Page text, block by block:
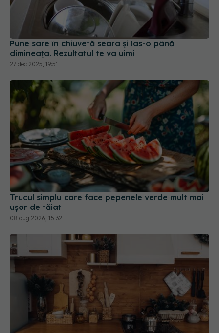
Pune sare în chiuvetă seara și las-o până
dimineața. Rezultatul te va uimi
27 dec 2025, 19:51
Trucul simplu care face pepenele verde mult mai
ușor de tăiat
08 aug 2026, 15:32